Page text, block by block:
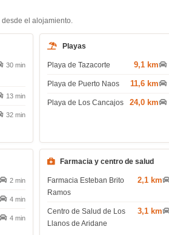
el alojamiento.
30 min
13 min
32 min
Playas
Playa de Tazacorte 9,1 km
Playa de Puerto Naos 11,6 km
Playa de Los Cancajos 24,0 km
2 min
4 min
4 min
Farmacia y centro de salud
Farmacia Esteban Brito
Ramos
2,1 km
Centro de Salud de Los
Llanos de Aridane
3,1 km